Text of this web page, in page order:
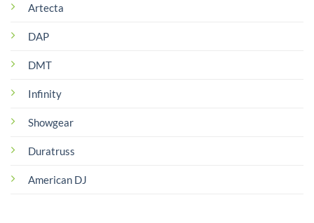
Artecta
DAP
DMT
Infinity
Showgear
Duratruss
American DJ